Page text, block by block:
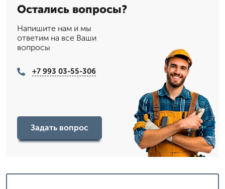
Остались вопросы?
Напишите нам и мы
ответим на все Ваши
вопросы
+7 993 03-55-306
Задать вопрос